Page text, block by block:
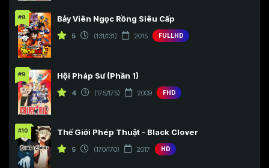
#8 Bảy Viên Ngọc Rồng Siêu Cấp
5 (131/131) 2015 FULLHD
#9 Hội Pháp Sư (Phần 1)
4 (175/175) 2009 FHD
#10 Thế Giới Phép Thuật - Black Clover
5 (170/170) 2017 HD